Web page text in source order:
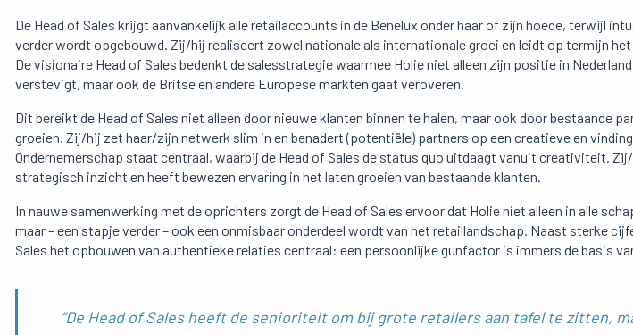
De Head of Sales krijgt aanvankelijk alle retailaccounts in de Benelux onder haar of zijn hoede, terwijl
verder wordt opgebouwd. Zij/hij realiseert zowel nationale als internationale groei en leidt op termijn
De visionaire Head of Sales bedenkt de salesstrategie waarmee Holie niet alleen zijn positie in
verstevigt, maar ook de Britse en andere Europese markten gaat veroveren.
Dit bereikt de Head of Sales niet alleen door nieuwe klanten binnen te halen, maar ook door bestaande
groeien. Zij/hij zet haar/zijn netwerk slim in en benadert (potentiële) partners op een creatieve en
Ondernemerschap staat centraal, waarbij de Head of Sales de status quo uitdaagt vanuit creativiteit.
strategisch inzicht en heeft bewezen ervaring in het laten groeien van bestaande klanten.
In nauwe samenwerking met de oprichters zorgt de Head of Sales ervoor dat Holie niet alleen in alle
maar – een stapje verder – ook een onmisbaar onderdeel wordt van het retaillandschap. Naast sterke
Sales het opbouwen van authentieke relaties centraal: een persoonlijke gunfactor is immers de basis
“De Head of Sales heeft de senioriteit om bij grote retailers aan tafel te zitten,